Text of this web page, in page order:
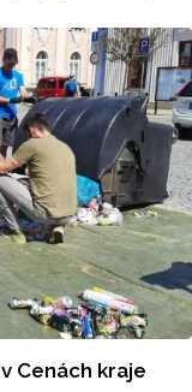
na svém webu,
smlouvu
Cenách kraje